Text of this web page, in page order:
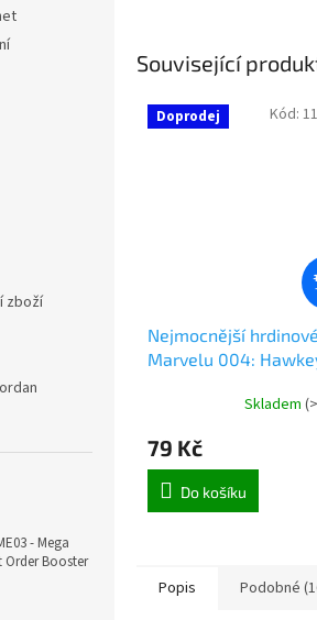
zboží
- Mega
Booster
Související
Doprodej
Nejmocnější hrdinové
Marvelu 004:
Skladem (
79 Kč
Do košíku
Kód:
Popis Podobné